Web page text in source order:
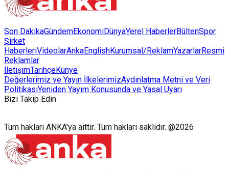
Son DakikaGündemEkonomiDünyaYerel HaberlerBültenSpor
Şirket
HaberleriVideolarAnkaEnglishKurumsal/ReklamYazarlarResmi
Reklamlar
İletişimTarihçeKünye
Değerlerimiz ve Yayın İlkelerimizAydınlatma Metni ve Veri
PolitikasıYeniden Yayım Konusunda ve Yasal Uyarı
Bizi Takip Edin
Tüm hakları ANKA'ya aittir. Tüm hakları saklıdır. @2026